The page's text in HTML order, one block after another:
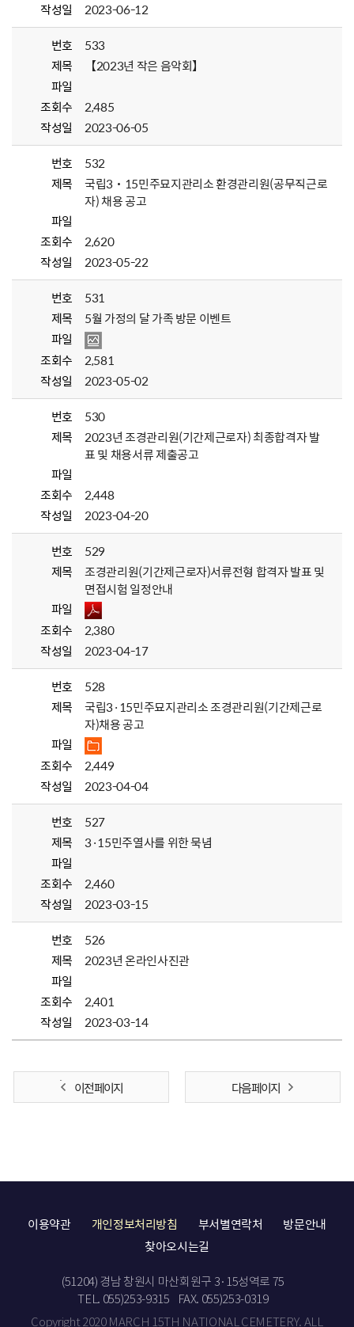
작성일
2023-06-12
번호
533
제목
【2023년 작은 음악회】
파일
조회수
2,485
작성일
2023-06-05
번호
532
제목
국립3˙15민주묘지관리소 환경관리원(공무직근로
자) 채용 공고
파일
조회수
2,620
작성일
2023-05-22
번호
531
제목
5월 가정의 달 가족 방문 이벤트
파일
조회수
2,581
작성일
2023-05-02
번호
530
제목
2023년 조경관리원(기간제근로자) 최종합격자 발
표 및 채용서류 제출공고
파일
조회수
2,448
작성일
2023-04-20
번호
529
제목
조경관리원(기간제근로자)서류전형 합격자 발표 및
면접시험 일정안내
파일
조회수
2,380
작성일
2023-04-17
번호
528
제목
국립3·15민주묘지관리소 조경관리원(기간제근로
자)채용 공고
파일
조회수
2,449
작성일
2023-04-04
번호
527
제목
3·15민주열사를 위한 묵념
파일
조회수
2,460
작성일
2023-03-15
번호
526
제목
2023년 온라인사진관
파일
조회수
2,401
작성일
2023-03-14
이전 페이지 다음 페이지
이용약관 개인정보처리방침 부서별연락처
방문안내
찾아오시는길
(51204) 경남 창원시 마산회원구 3·15성역로 75
TEL. 055)253-9315
FAX. 055)253-0319
Copyright 2020 MARCH 15TH NATIONAL CEMETERY. ALL